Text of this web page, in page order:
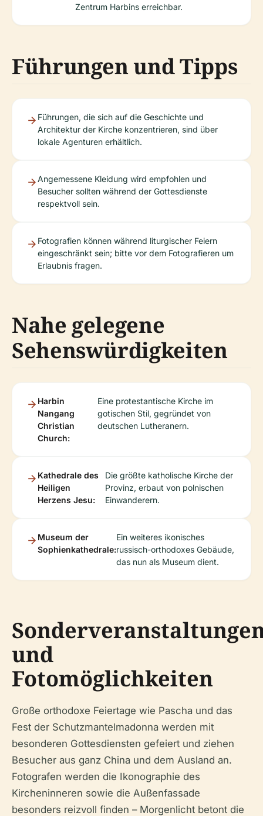
Zentrum Harbins erreichbar.
Führungen und Tipps
Führungen, die sich auf die Geschichte und
Architektur der Kirche konzentrieren, sind über
lokale Agenturen erhältlich.
Angemessene Kleidung wird empfohlen und
Besucher sollten während der Gottesdienste
respektvoll sein.
Fotografien können während liturgischer Feiern
eingeschränkt sein; bitte vor dem Fotografieren um
Erlaubnis fragen.
Nahe gelegene
Sehenswürdigkeiten
Harbin
Nangang
Christian
Church:
Eine protestantische Kirche im
gotischen Stil, gegründet von
deutschen Lutheranern.
Kathedrale des
Heiligen
Herzens Jesu:
Die größte katholische Kirche der
Provinz, erbaut von polnischen
Einwanderern.
Museum der
Sophienkathedrale:
Ein weiteres ikonisches
russisch-orthodoxes Gebäude,
das nun als Museum dient.
und
Fotomöglichkeiten
Große orthodoxe Feiertage wie Pascha und das
Fest der Schutzmantelmadonna werden mit
besonderen Gottesdiensten gefeiert und ziehen
Besucher aus ganz China und dem Ausland an.
Fotografen werden die Ikonographie des
Kircheninneren sowie die Außenfassade
besonders reizvoll finden – Morgenlicht betont die